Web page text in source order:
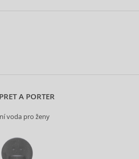
A PORTER
voda pro ženy